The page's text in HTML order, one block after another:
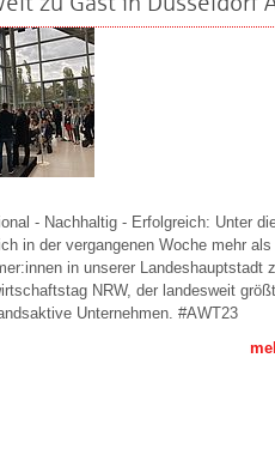
- Nachhaltig - Erfolgreich: Unter
in der vergangenen Woche mehr als
in unserer Landeshauptstadt
NRW, der landesweit
Unternehmen. #AWT23